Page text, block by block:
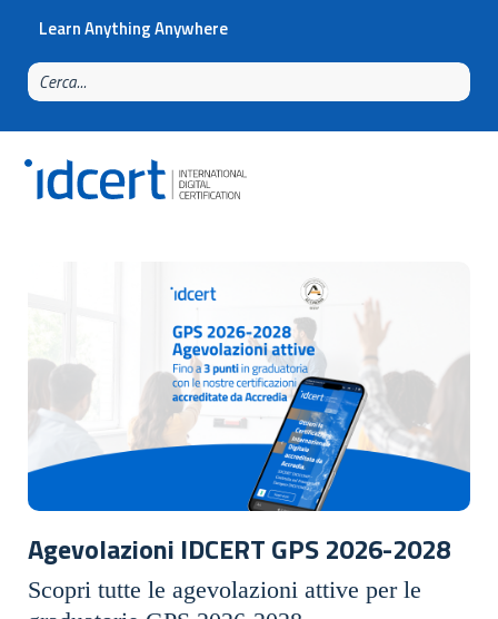
Learn Anything Anywhere
Agevolazioni IDCERT GPS 2026-2028
Scopri tutte le agevolazioni attive per le